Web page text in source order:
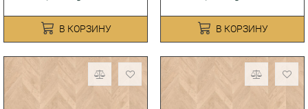
В КОРЗИНУ В КОРЗИНУ